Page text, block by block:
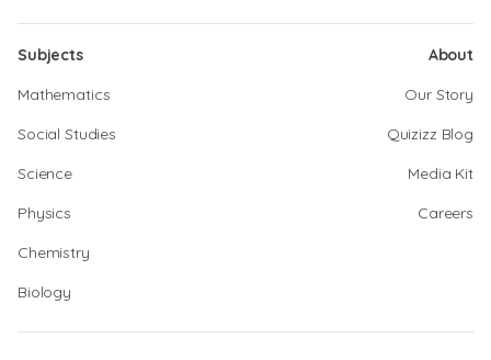
Subjects
Mathematics
Social Studies
Science
Physics
Chemistry
Biology
About
Our Story
Quizizz Blog
Media Kit
Careers